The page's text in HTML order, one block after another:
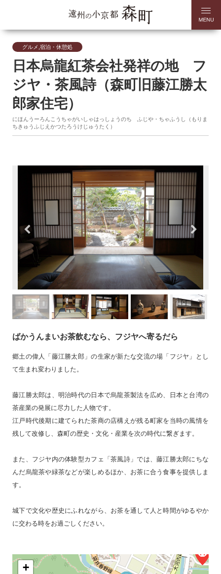
グルメ,宿泊・休憩処
日本烏龍紅茶会社発祥の地 フ
ジヤ・茶風詩（森町旧藤江勝太
郎家住宅）
にほんうーろんこうちゃがいしゃはっしょうのち ふじや・ちゃふうし（もりま
ちきゅうふじえかつたろうけじゅうたく）
ばかうんまいお茶飲むなら、フジヤへ寄るだら
郷土の偉人「藤江勝太郎」の生家が新たな交流の場「フジヤ」とし
て生まれ変わりました。
藤江勝太郎は、明治時代の日本で烏龍茶製法を広め、日本と台湾の
茶産業の発展に尽力した人物です。
江戸時代後期に建てられた茶商の店構えが残る町家を当時の風情を
残して改修し、森町の歴史・文化・産業を次の時代に繋ぎます。
また、フジヤ内の体験型カフェ「茶風詩」では、藤江勝太郎にちな
んだ烏龍茶や緑茶などが楽しめるほか、お茶に合う食事を提供しま
す。
城下で文化や歴史にふれながら、お茶を通して人と時間がゆるやか
に交わる時をお過ごしください。
+